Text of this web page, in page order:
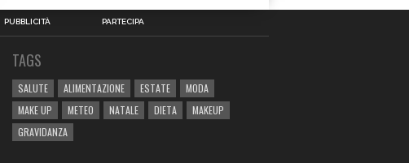
PUBBLICITÀ PARTECIPA
TAGS
SALUTE ALIMENTAZIONE ESTATE
MODA
MAKE UP
METEO NATALE DIETA
MAKEUP
GRAVIDANZA